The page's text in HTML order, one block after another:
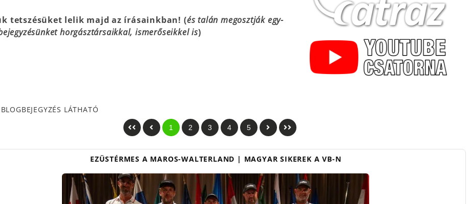
tetszésüket lelik majd az írásainkban! (és talán megosztják egy-
horgásztársaikkal, ismerőseikkel is)
LÁTHATÓ
1 2 3 4 5
EZÜSTÉRMES A MAROS-WALTERLAND | MAGYAR SIKEREK A VB-N